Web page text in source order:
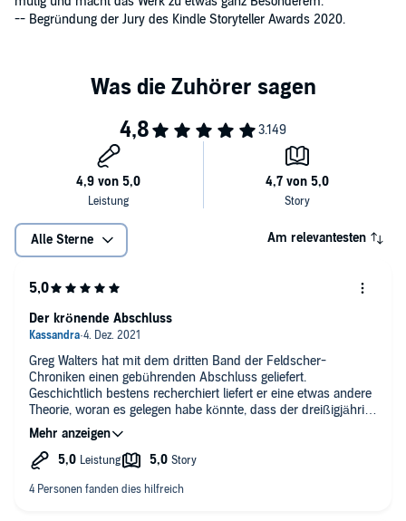
-- Begründung der Jury des Kindle Storyteller Awards 2020.
Alle Sterne Am relevantesten
Greg Walters hat mit dem dritten Band der Feldscher-
Chroniken einen gebührenden Abschluss geliefert.
Geschichtlich bestens recherchiert liefert er eine etwas andere
Theorie, woran es gelegen habe könnte, dass der dreißigjährige
Krieg einfach kein Ende nehmen wollte. Für mich eine recht
schlüssige Erklärung. Dämonen waren am Werk. So muss es
gewesen sein. Könnte momentan auch einiges erklären…
Der krönende Abschluss